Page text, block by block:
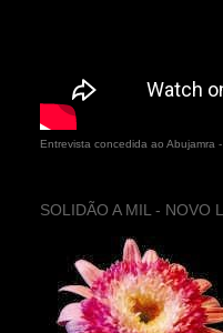
Entrevista concedida ao Abujamra
SOLIDÃO A MIL - NOVO